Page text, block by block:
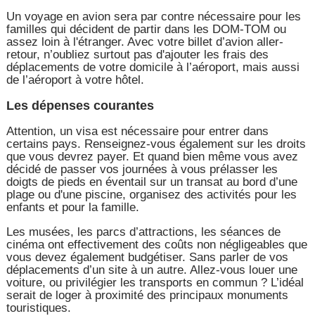
Un voyage en avion sera par contre nécessaire pour les
familles qui décident de partir dans les DOM-TOM ou
assez loin à l'étranger. Avec votre billet d’avion aller-
retour, n’oubliez surtout pas d'ajouter les frais des
déplacements de votre domicile à l’aéroport, mais aussi
de l’aéroport à votre hôtel.
Les dépenses courantes
Attention, un visa est nécessaire pour entrer dans
certains pays. Renseignez-vous également sur les droits
que vous devrez payer. Et quand bien même vous avez
décidé de passer vos journées à vous prélasser les
doigts de pieds en éventail sur un transat au bord d’une
plage ou d'une piscine, organisez des activités pour les
enfants et pour la famille.
Les musées, les parcs d’attractions, les séances de
cinéma ont effectivement des coûts non négligeables que
vous devez également budgétiser. Sans parler de vos
déplacements d’un site à un autre. Allez-vous louer une
voiture, ou privilégier les transports en commun ? L’idéal
serait de loger à proximité des principaux monuments
touristiques.